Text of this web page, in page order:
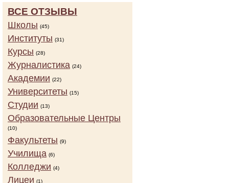
ВСЕ ОТЗЫВЫ
Школы (45)
Институты (31)
Курсы (28)
Журналистика (24)
Академии (22)
Университеты (15)
Студии (13)
Образовательные Центры
(10)
Факультеты (9)
Училища (6)
Колледжи (4)
Лицеи (1)